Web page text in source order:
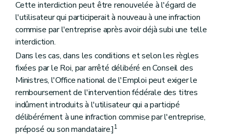
Cette interdiction peut être renouvelée à l'égard de
l'utilisateur qui participerait à nouveau à une infraction
commise par l'entreprise après avoir déjà subi une telle
interdiction.
Dans les cas, dans les conditions et selon les règles
fixées par le Roi, par arrêté délibéré en Conseil des
Ministres, l'Office national de l'Emploi peut exiger le
remboursement de l'intervention fédérale des titres
indûment introduits à l'utilisateur qui a participé
délibérément à une infraction commise par l'entreprise,
préposé ou son mandataire.]1